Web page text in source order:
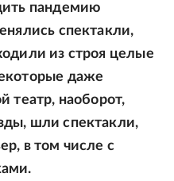
пандемию
спектакли,
из строя целые
даже
театр, наоборот,
шли спектакли,
в том числе с